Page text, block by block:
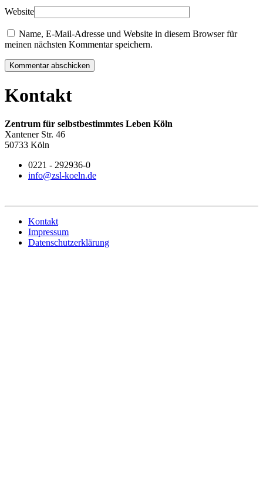
Website
Name, E-Mail-Adresse und Website in diesem Browser für
meinen nächsten Kommentar speichern.
Kommentar abschicken
Kontakt
Zentrum für selbstbestimmtes Leben Köln
Xantener Str. 46
50733 Köln
0221 - 292936-0
info@zsl-koeln.de
Kontakt
Impressum
Datenschutzerklärung